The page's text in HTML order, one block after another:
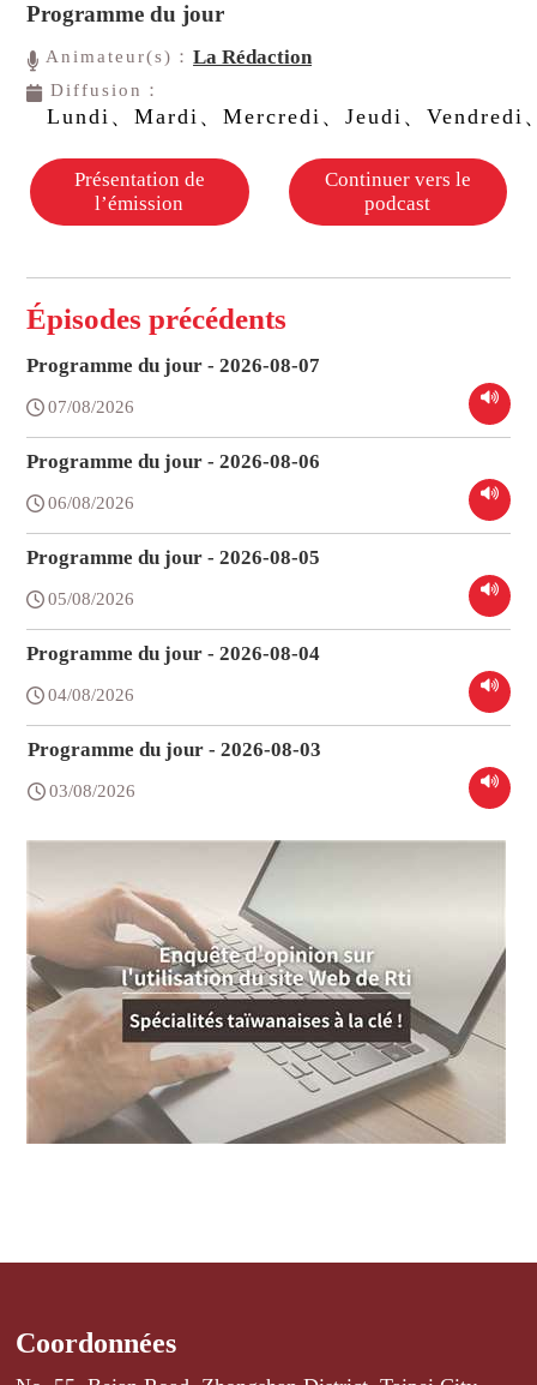
Programme du jour
Animateur(s)：La Rédaction
Diffusion：
Lundi、Mardi、Mercredi、Jeudi、Vendredi
Présentation de
l’émission
Continuer vers le
podcast
Épisodes précédents
Programme du jour - 2026-08-07
07/08/2026
Programme du jour - 2026-08-06
06/08/2026
Programme du jour - 2026-08-05
05/08/2026
Programme du jour - 2026-08-04
04/08/2026
Programme du jour - 2026-08-03
03/08/2026
Coordonnées